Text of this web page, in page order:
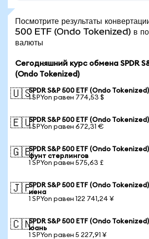
Посмотрите результаты
500 ETF (Ondo Tokenized) в
валюты
Сегодняшний курс обмена SPDR
(Ondo Tokenized)
🇺🇸SPDR S&P 500 ETF (Ondo
1 SPYon равен 774,53 $
🇪🇺SPDR S&P 500 ETF (Ondo
1 SPYon равен 672,31 €
🇬🇧SPDR S&P 500 ETF (Ondo
фунт стерлингов
1 SPYon равен 575,63 £
🇯🇵SPDR S&P 500 ETF (Ondo
иена
1 SPYon равен 122 741,24 ¥
🇨🇳SPDR S&P 500 ETF (Ondo
юань
1 SPYon равен 5 227,91 ¥